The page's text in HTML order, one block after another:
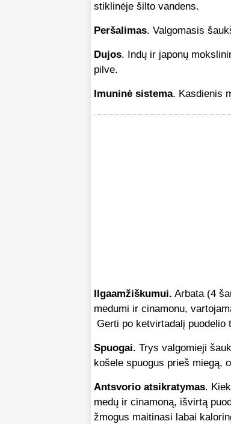
stiklinėje šilto vandens.
Peršalimas. Valgomasis
Dujos. Indų ir japonų
pilve.
Imuninė sistema. Kasdienis
Ilgaamžiškumui. Arbata (4
medumi ir cinamonu,
Gerti po ketvirtadalį
Spuogai. Trys valgomieji
košele spuogus prieš miegą,
Antsvorio atsikratymas.
medų ir cinamoną, išvirtą
žmogus maitinasi labai